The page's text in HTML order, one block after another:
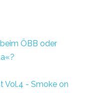
ÖBB oder
Vol.4 - Smoke on